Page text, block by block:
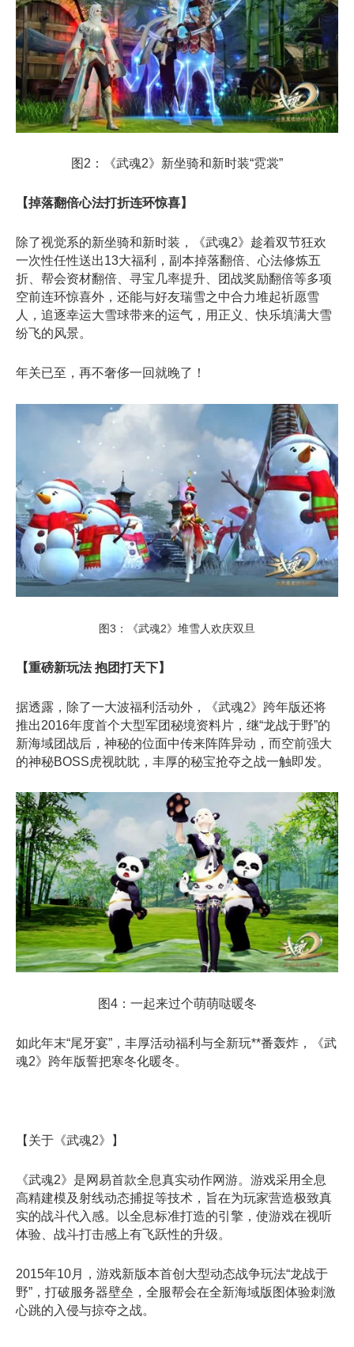
图2：《武魂2》新坐骑和新时装“霓裳”
【掉落翻倍心法打折连环惊喜】
除了视觉系的新坐骑和新时装，《武魂2》趁着双节狂欢
一次性任性送出13大福利，副本掉落翻倍、心法修炼五
折、帮会资材翻倍、寻宝几率提升、团战奖励翻倍等多项
空前连环惊喜外，还能与好友瑞雪之中合力堆起祈愿雪
人，追逐幸运大雪球带来的运气，用正义、快乐填满大雪
纷飞的风景。
年关已至，再不奢侈一回就晚了！
图3：《武魂2》堆雪人欢庆双旦
【重磅新玩法 抱团打天下】
据透露，除了一大波福利活动外，《武魂2》跨年版还将
推出2016年度首个大型军团秘境资料片，继“龙战于野”的
新海域团战后，神秘的位面中传来阵阵异动，而空前强大
的神秘BOSS虎视眈眈，丰厚的秘宝抢夺之战一触即发。
图4：一起来过个萌萌哒暖冬
如此年末“尾牙宴”，丰厚活动福利与全新玩**番轰炸，《武
魂2》跨年版誓把寒冬化暖冬。
【关于《武魂2》】
《武魂2》是网易首款全息真实动作网游。游戏采用全息
高精建模及射线动态捕捉等技术，旨在为玩家营造极致真
实的战斗代入感。以全息标准打造的引擎，使游戏在视听
体验、战斗打击感上有飞跃性的升级。
2015年10月，游戏新版本首创大型动态战争玩法“龙战于
野”，打破服务器壁垒，全服帮会在全新海域版图体验刺激
心跳的入侵与掠夺之战。